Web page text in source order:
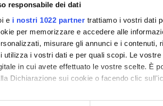
responsabile dei dati
e i nostri 1022 partner trattiamo i vostri dati
per memorizzare e accedere alle
misurare gli annunci e i
utilizza i vostri dati e per quali scopi. Le
in cui avete effettuato le vostre scelte. È
Dichiarazione sui cookie o facendo clic
il tuo consenso, vorremmo anche: